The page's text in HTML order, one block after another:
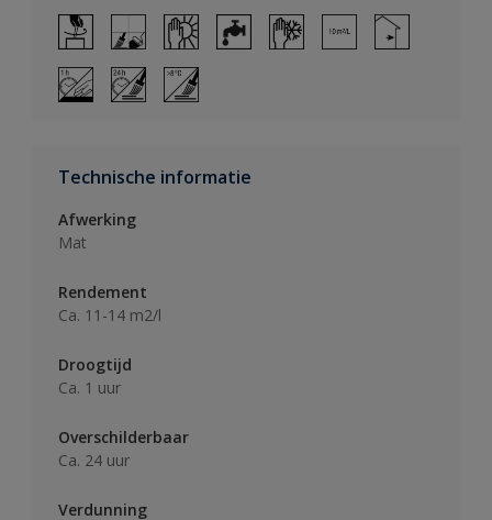
Technische informatie
Afwerking
Mat
Rendement
Ca. 11-14 m2/l
Droogtijd
Ca. 1 uur
Overschilderbaar
Ca. 24 uur
Verdunning